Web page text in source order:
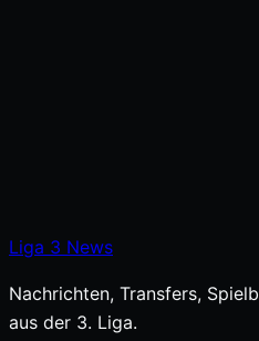
Liga 3 News
Nachrichten, Transfers,
aus der 3. Liga.